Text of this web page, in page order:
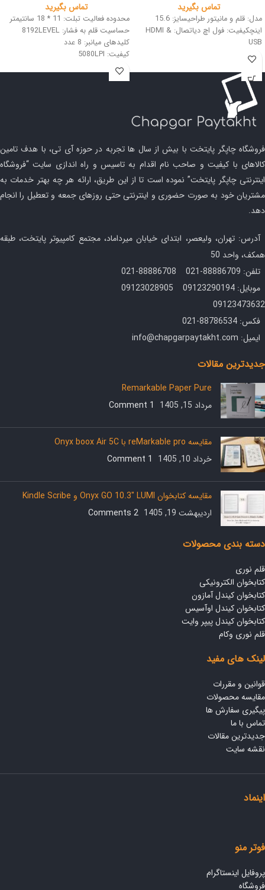
تماس بگیرید
مدل: قلم و مانیتور طراحیسایز: 15.6
اینچکیفیت: فول اچ دیاتصال: HDMI &
USB
تماس بگیرید
محدوده فعالیت تبلت: 11 * 18 سانتیمتر
حساسیت قلم به فشار: 8192LEVEL
کلیدهای میانبر: 8 عدد
کیفیت: 5080LPI
اتصال: USB
فروشگاه چاپگر پایتخت با بیش از سال ها تجربه در حوزه آی تی، با هدف تامین
کالاهای با کیفیت و صاحب نام اقدام به تاسیس و راه اندازی سایت “فروشگاه
اینترنتی چاپگر پایتخت” نموده است تا از این طریق، ارائه هر چه بهتر خدمات به
مشتریان خود به صورت حضوری و اینترنتی حتی روزهای جمعه و تعطیل را انجام
دهد.
آدرس: تهران، ولیعصر، ابتدای خیابان میرداماد، مجتمع کامپیوتر پایتخت، طبقه
همکف، واحد 50
تلفن: 88886709-021 88886708-021
موبایل: 09123290194 09123028905
09123473632
فکس: 88786534-021
ایمیل: info@chapgarpaytakht.com
جدیدترین مقالات
Remarkable Paper Pure
مرداد 15, 1405
1 Comment
مقایسه reMarkable pro با Onyx boox Air 5C
خرداد 10, 1405
1 Comment
مقایسه کتابخوان Onyx GO 10.3″ LUMI و Kindle Scribe
اردیبهشت 19, 1405
2 Comments
دسته بندی محصولات
قلم نوری
کتابخوان الکترونیکی
کتابخوان کیندل آمازون
کتابخوان کیندل اوآسیس
کتابخوان کیندل پیپر وایت
قلم نوری وکام
لینک های مفید
قوانین و مقررات
مقایسه محصولات
پیگیری سفارش ها
تماس با ما
جدیدترین مقالات
نقشه سایت
اینماد
فوتر منو
پروفایل اینستاگرام
فروشگاه